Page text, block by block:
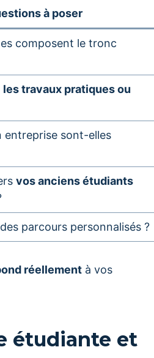
à poser
composent le tronc
les travaux pratiques ou
entreprise sont-elles
vos anciens étudiants
parcours personnalisés ?
réellement à vos
étudiante et